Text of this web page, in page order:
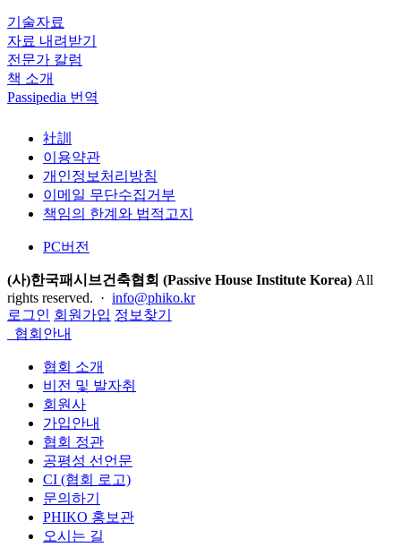
기술자료
자료 내려받기
전문가 칼럼
책 소개
Passipedia 번역
社訓
이용약관
개인정보처리방침
이메일 무단수집거부
책임의 한계와 법적고지
PC버전
(사)한국패시브건축협회 (Passive House Institute Korea) All
rights reserved. · info@phiko.kr
로그인 회원가입 정보찾기
협회안내
협회 소개
비전 및 발자취
회원사
가입안내
협회 정관
공평성 선언문
CI (협회 로고)
문의하기
PHIKO 홍보관
오시는 길